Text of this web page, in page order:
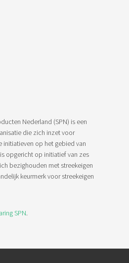
Nederland (SPN) is een
die zich inzet voor
initiatieven op het gebied van
opgericht op initiatief van zes
bezighouden met streekeigen
keurmerk voor streekeigen
SPN.